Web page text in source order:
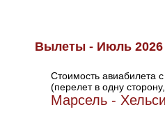
Вылеты - Июль 2026
Стоимость авиабилета
(перелет в одну
Марсель -